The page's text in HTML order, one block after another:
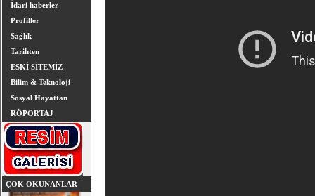
İdari haberler
Profiller
Sağlık
Tarihten
ESKİ SİTEMİZ
Bilim & Teknoloji
Sosyal Hayattan
RÖPORTAJ
ÇOK OKUNANLAR